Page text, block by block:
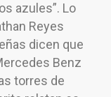
azules”. Lo
Reyes
dicen que
Benz
torres de